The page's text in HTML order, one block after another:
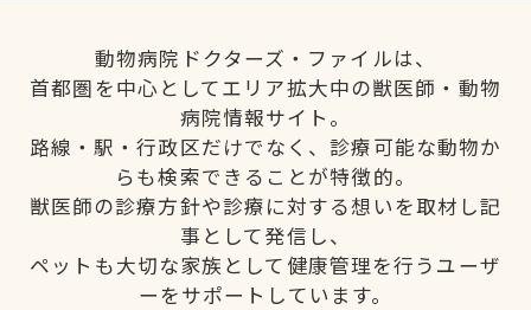
動物病院ドクターズ・ファイルは、
首都圏を中心としてエリア拡大中の獣医師・動物
病院情報サイト。
路線・駅・行政区だけでなく、診療可能な動物か
らも検索できることが特徴的。
獣医師の診療方針や診療に対する想いを取材し記
事として発信し、
ペットも大切な家族として健康管理を行うユーザ
ーをサポートしています。